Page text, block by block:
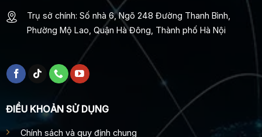
Trụ sở chính: Số nhà 6, Ngõ 248 Đường Thanh Bình,
Phường Mộ Lao, Quận Hà Đông, Thành phố Hà Nội
ĐIỀU KHOẢN SỬ DỤNG
Chính sách và quy định chung